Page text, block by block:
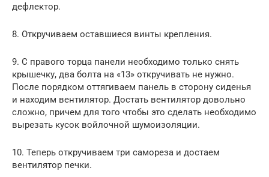
дефлектор.
8. Откручиваем оставшиеся винты крепления.
9. С правого торца панели необходимо только снять
крышечку, два болта на «13» откручивать не нужно.
После порядком оттягиваем панель в сторону сиденья
и находим вентилятор. Достать вентилятор довольно
сложно, причем для того чтобы это сделать необходимо
вырезать кусок войлочной шумоизоляции.
10. Теперь откручиваем три самореза и достаем
вентилятор печки.